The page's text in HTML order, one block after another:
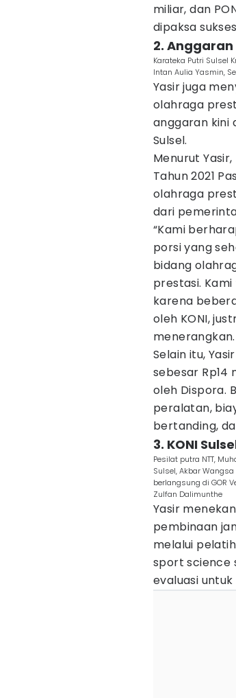
miliar, dan
dipaksa
2.
Karateka Putri Sulsel
Intan Aulia Yasmin,
Yasir juga
olahraga
anggaran kini
Sulsel.
Menurut
Tahun 2021
olahraga
dari
“Kami
porsi yang
bidang
prestasi.
karena
oleh KONI,
menerangkan.
Selain itu,
sebesar Rp14
oleh Dispora.
peralatan,
bertanding,
3. KONI
Pesilat putra NTT,
Sulsel, Akbar
berlangsung di GOR
Zulfan Dalimunthe
Yasir
pembinaan
melalui
sport science
evaluasi